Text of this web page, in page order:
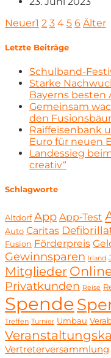
Neuer1 2 3 4 5 6 Älter
Letzte Beiträge
Schulband-
Starke
Bayerns besten
Gemeinsam
den
Raiffeisenbank
Euro für neuen
Landessieg
creativ“
Schlagworte
Altdorf App App-Test
Auto Caritas
Fusion Förderpreis
Gewinnsparen Irland
Mitglieder
Privatkunden Reise
Spende
Treffen Turnier Umbau
Vertreterversammlung